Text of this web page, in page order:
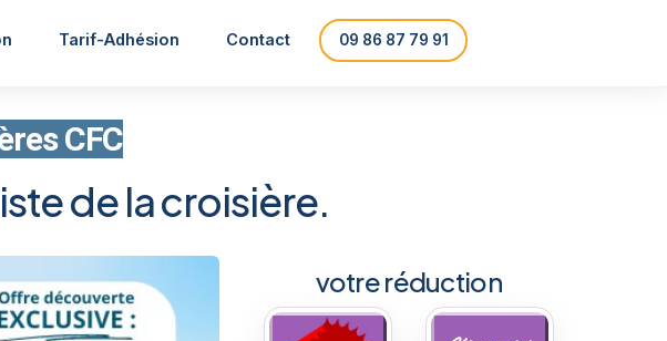
Tarif-Adhésion Contact 09 86 87 79 91
CFC
de la croisière.
votre réduction